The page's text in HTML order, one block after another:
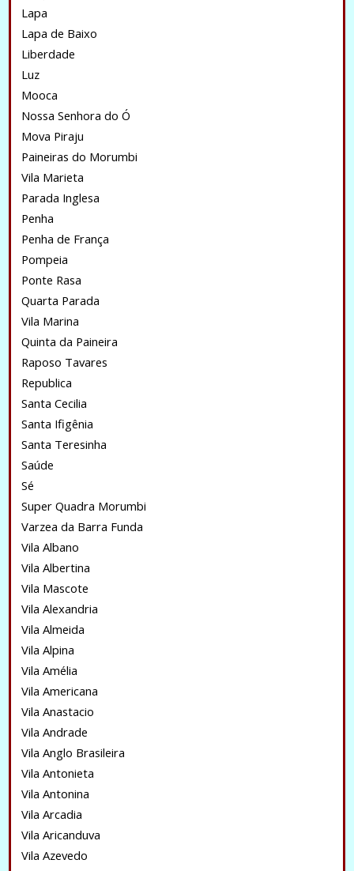
Lapa
Lapa de Baixo
Liberdade
Luz
Mooca
Nossa Senhora do Ó
Mova Piraju
Paineiras do Morumbi
Vila Marieta
Parada Inglesa
Penha
Penha de França
Pompeia
Ponte Rasa
Quarta Parada
Vila Marina
Quinta da Paineira
Raposo Tavares
Republica
Santa Cecilia
Santa Ifigênia
Santa Teresinha
Saúde
Sé
Super Quadra Morumbi
Varzea da Barra Funda
Vila Albano
Vila Albertina
Vila Mascote
Vila Alexandria
Vila Almeida
Vila Alpina
Vila Amélia
Vila Americana
Vila Anastacio
Vila Andrade
Vila Anglo Brasileira
Vila Antonieta
Vila Antonina
Vila Arcadia
Vila Aricanduva
Vila Azevedo